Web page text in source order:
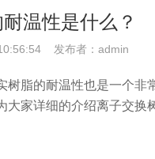
温性是什么？
发布者：admin
脂的耐温性也是一个非
家详细的介绍离子交换